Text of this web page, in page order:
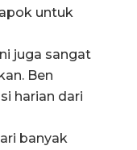
untuk
juga sangat
Ben
harian dari
banyak